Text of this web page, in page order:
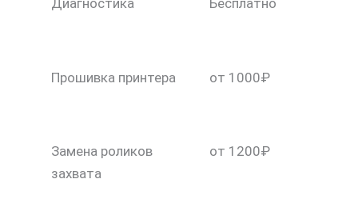
Диагностика Бесплатно
Прошивка принтера от 1000₽
Замена роликов
захвата
от 1200₽